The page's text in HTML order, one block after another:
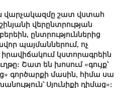
վարչակազմը շատ վստահ
վերընտրության
ընտրություններից
պայմաններում, ոչ
կստորագրեին
Շատ են խոսում «գույք՝
գործարքի մասին, հիմա սա
Սյունիքի դիմաց»: